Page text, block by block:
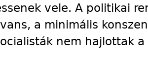
vele. A politikai
a minimális
nem hajlottak